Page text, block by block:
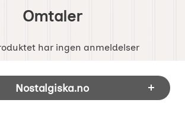
Omtaler
har ingen anmeldelser
Blandet informasjon og
Nostalgiska.no